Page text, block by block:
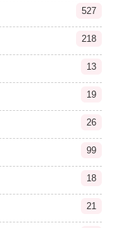
527
218
13
19
26
99
18
21